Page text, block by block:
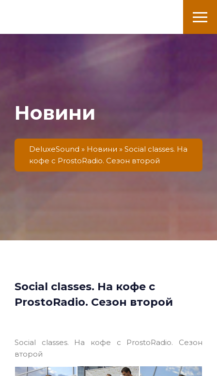
Новини
DeluxeSound » Новини » Social classes. На
кофе с ProstoRadio. Сезон второй
Social classes. На кофе с
ProstoRadio. Сезон второй
Social classes. На кофе с ProstoRadio. Сезон
второй